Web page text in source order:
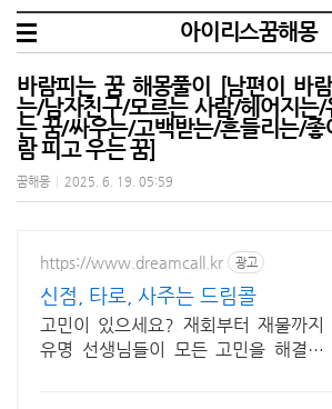
아이리스꿈해몽
바람피는 꿈 해몽풀이 [남편이 바
는/남자친구/모르는 사람/헤어지는/
는 꿈/싸우는/고백받는/흔들리는/
람 피고 우는 꿈]
꿈해몽 2025. 6. 19. 05:59
https://www.dreamcall.kr 광고
신점, 타로, 사주는 드림콜
고민이 있으세요? 재회부터 재물까지
유명 선생님들이 모든 고민을 해결해